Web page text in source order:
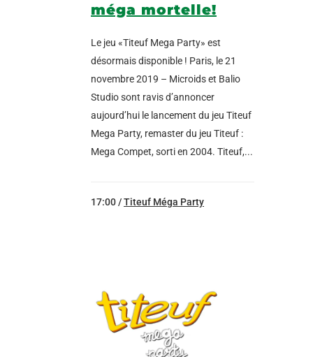
méga mortelle!
Le jeu «Titeuf Mega Party» est
désormais disponible ! Paris, le 21
novembre 2019 – Microids et Balio
Studio sont ravis d’annoncer
aujourd’hui le lancement du jeu Titeuf
Mega Party, remaster du jeu Titeuf :
Mega Compet, sorti en 2004. Titeuf,...
17:00 /Titeuf Méga Party